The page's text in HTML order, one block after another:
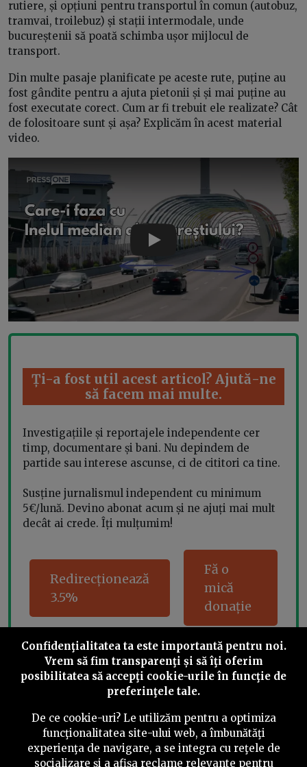
rutiere, și opțiuni pentru transportul în comun (autobuz,
tramvai, troilebuz) și stații intermodale, unde
bucureștenii să poată schimba ușor mijlocul de
transport.
Din multe pasaje planificate pe aceste rute, puține au
fost gândite pentru a ajuta pietonii și și mai puține au
fost executate corect. Cum ar fi trebuit ele realizate? Cât
de folositoare sunt și așa? Explicăm în acest material
video.
Play
Ți-a fost util acest articol? Ajută-ne
să facem mai multe.
Investigațiile și reportajele independente cer
timp, documentare și bani. Nu depindem de
partide sau interese ascunse, ci de cititori ca tine.
Susține jurnalismul independent cu minimum
5€/lună. Devino abonat acum și ne ajuți mai mult
decât ai crede. Îți mulțumim!
Redirecționează
3.5%
Fă o
mică
donație
Share this
Confidenţialitatea ta este importantă pentru noi.
Vrem să fim transparenţi și să îţi oferim
posibilitatea să accepţi cookie-urile în funcţie de
preferinţele tale.
De ce cookie-uri? Le utilizăm pentru a optimiza
funcţionalitatea site-ului web, a îmbunătăţi
experienţa de navigare, a se integra cu reţele de
socializare şi a afişa reclame relevante pentru